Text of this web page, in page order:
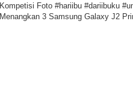
Kompetisi Foto #hariibu #dariibuku
Menangkan 3 Samsung Galaxy J2